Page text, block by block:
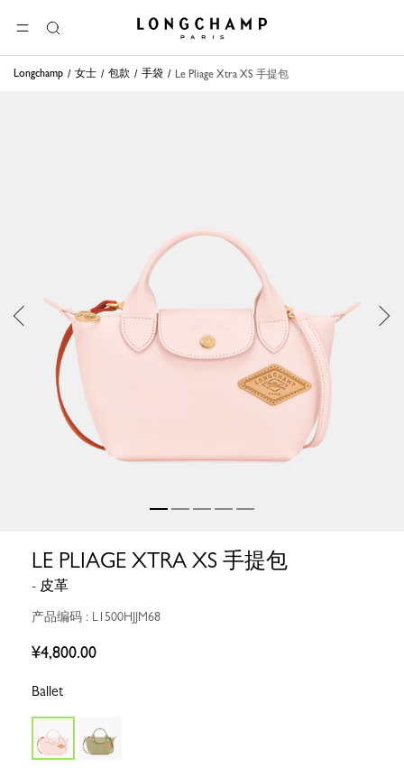
选单
搜
索
Longchamp - 主页
Longchamp 女士 包款 手袋 Le Pliage Xtra XS 手提包
LE PLIAGE XTRA XS 手提包
- 皮革
产品编码 : L1500HJJM68
¥4,800.00
Ballet